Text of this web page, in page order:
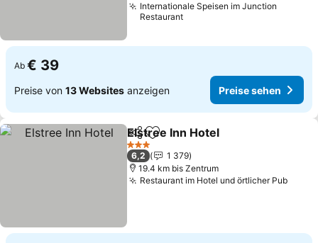
Internationale Speisen im Junction
Restaurant
Ab € 39
Preise von 13 Websites anzeigen Preise sehen
TeilenZu Favoriten hinzufügen
Elstree Inn Hotel
3 Sterne
6,2
1 379
19.4 km bis Zentrum
Restaurant im Hotel und örtlicher Pub